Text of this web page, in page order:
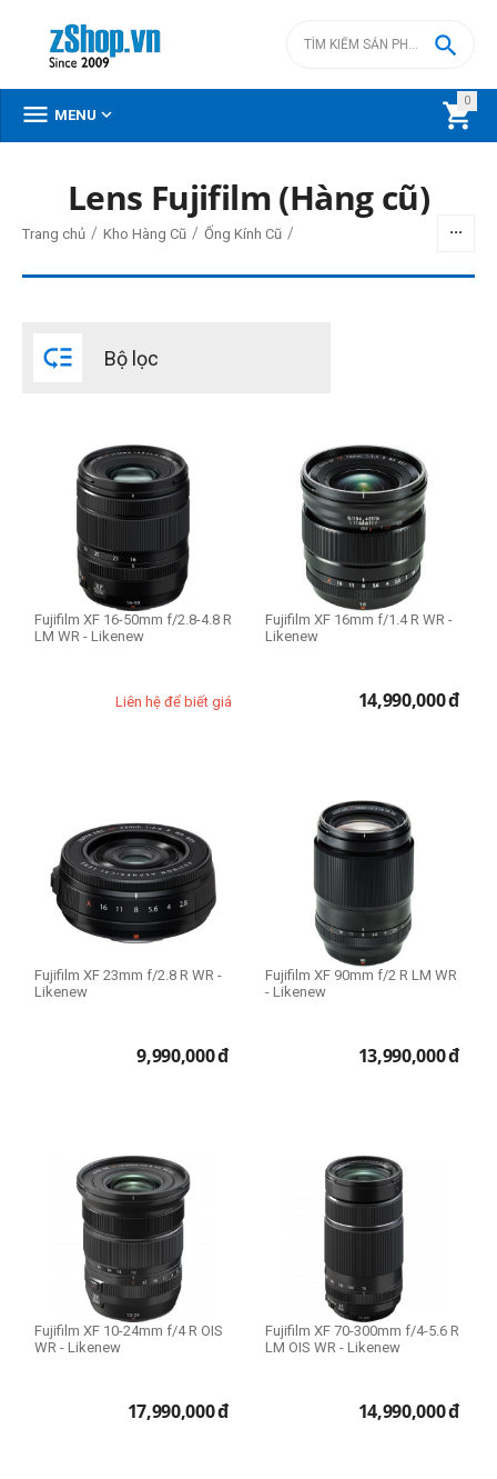
0


 MENU 
Fujifilm X
Thể loại lens
Macro Lens
Standard Lens
Telephoto Lens
Wide Lens
Zoom Lens
Size 58mm
Size 62mm
Size 67mm
Size 72mm
Size 82mm
Lens Fujifilm (Hàng cũ)
Trang chủ / Kho Hàng Cũ / Ống Kính Cũ /
 Bộ lọc
Fujifilm XF 16-50mm f/2.8-4.8 R
LM WR - Likenew
Liên hệ để biết giá
Fujifilm XF 16mm f/1.4 R WR -
Likenew
14,990,000đ
Fujifilm XF 23mm f/2.8 R WR -
Likenew
9,990,000đ
Fujifilm XF 90mm f/2 R LM WR
- Likenew
13,990,000đ
Fujifilm XF 10-24mm f/4 R OIS
WR - Likenew
17,990,000đ
Fujifilm XF 70-300mm f/4-5.6 R
LM OIS WR - Likenew
14,990,000đ